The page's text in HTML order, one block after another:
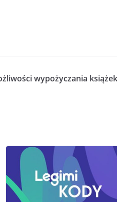
wypożyczania książek